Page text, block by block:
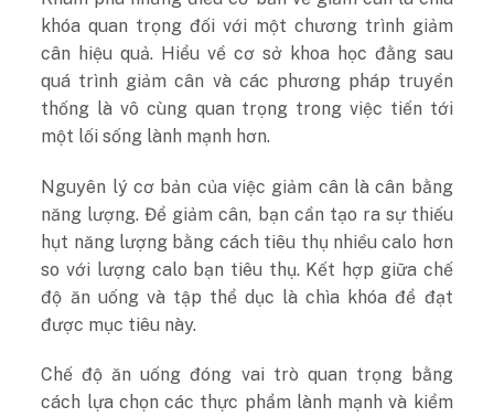
khóa quan trọng đối với một chương trình giảm
cân hiệu quả. Hiểu về cơ sở khoa học đằng sau
quá trình giảm cân và các phương pháp truyền
thống là vô cùng quan trọng trong việc tiến tới
một lối sống lành mạnh hơn.
Nguyên lý cơ bản của việc giảm cân là cân bằng
năng lượng. Để giảm cân, bạn cần tạo ra sự thiếu
hụt năng lượng bằng cách tiêu thụ nhiều calo hơn
so với lượng calo bạn tiêu thụ. Kết hợp giữa chế
độ ăn uống và tập thể dục là chìa khóa để đạt
được mục tiêu này.
Chế độ ăn uống đóng vai trò quan trọng bằng
cách lựa chọn các thực phẩm lành mạnh và kiểm